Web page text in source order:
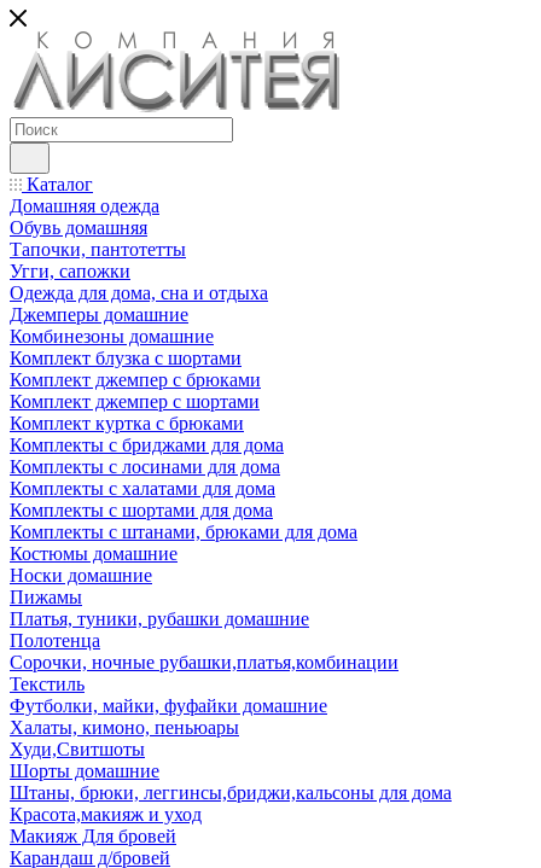
Каталог
Домашняя одежда
Обувь домашняя
Тапочки, пантотетты
Угги, сапожки
Одежда для дома, сна и отдыха
Джемперы домашние
Комбинезоны домашние
Комплект блузка с шортами
Комплект джемпер с брюками
Комплект джемпер с шортами
Комплект куртка с брюками
Комплекты с бриджами для дома
Комплекты с лосинами для дома
Комплекты с халатами для дома
Комплекты с шортами для дома
Комплекты с штанами, брюками для дома
Костюмы домашние
Носки домашние
Пижамы
Платья, туники, рубашки домашние
Полотенца
Сорочки, ночные рубашки,платья,комбинации
Текстиль
Футболки, майки, фуфайки домашние
Халаты, кимоно, пеньюары
Худи,Свитшоты
Шорты домашние
Штаны, брюки, леггинсы,бриджи,кальсоны для дома
Красота,макияж и уход
Макияж Для бровей
Карандаш д/бровей